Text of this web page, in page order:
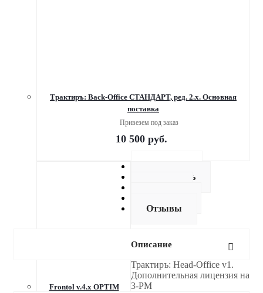
Трактиръ: Back-Office СТАНДАРТ, ред. 2.х. Основная
поставка
Привезем под заказ
10 500руб.
Frontol v.4.х OPTIM
Как купить
Отзывы
Описание
Трактиръ: Head-Office v1.
Дополнительная лицензия на
3-РМ